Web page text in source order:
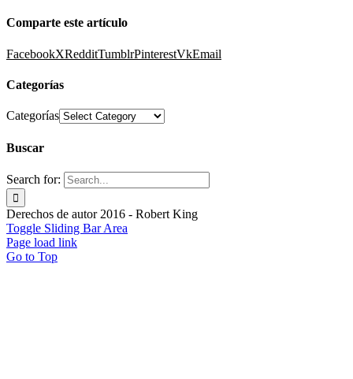
Comparte este artículo
FacebookXRedditTumblrPinterestVkEmail
Categorías
Categorías
Buscar
Search for:
Derechos de autor 2016 - Robert King
Toggle Sliding Bar Area
Page load link
Go to Top